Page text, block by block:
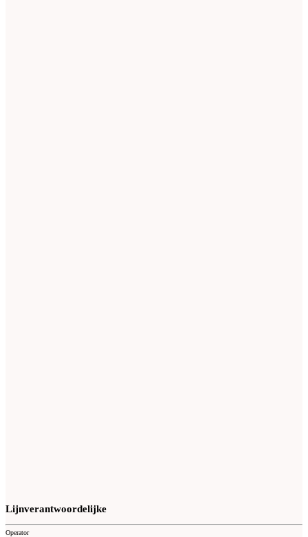
Lijnverantwoordelijke
Operator